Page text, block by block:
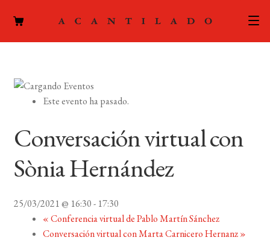
hijo
PODCAST
LA EDITORIAL
hijo
FOREIGN RIGHTS
CONTACTO
Este evento ha pasado.
Conversación virtual con
Sònia Hernández
25/03/2021 @ 16:30- 17:30
«Conferencia virtual de Pablo Martín Sánchez
Conversación virtual con Marta Carnicero Hernanz»